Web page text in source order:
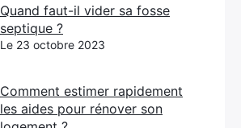
Quand faut-il vider sa fosse
septique ?
Le 23 octobre 2023
Comment estimer rapidement
les aides pour rénover son